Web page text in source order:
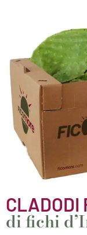
CLADODI
di fichi